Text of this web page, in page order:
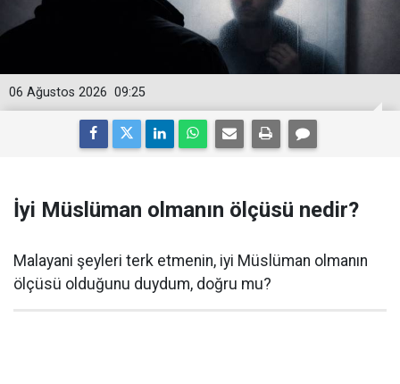
09:25
06 Ağustos 2026
İyi Müslüman olmanın ölçüsü nedir?
Malayani şeyleri terk etmenin, iyi Müslüman olmanın
ölçüsü olduğunu duydum, doğru mu?